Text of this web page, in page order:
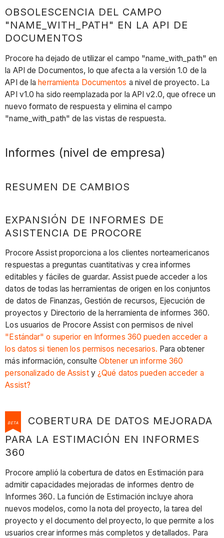
OBSOLESCENCIA DEL CAMPO
"NAME_WITH_PATH" EN LA API DE
DOCUMENTOS
Procore ha dejado de utilizar el campo "name_with_path" en
la API de Documentos, lo que afecta a la versión 1.0 de la
API de laherramienta Documentos a nivel de proyecto. La
API v1.0 ha sido reemplazada por la API v2.0, que ofrece un
nuevo formato de respuesta y elimina el campo
"name_with_path" de las vistas de respuesta.
Informes (nivel de empresa)
RESUMEN DE CAMBIOS
EXPANSIÓN DE INFORMES DE
ASISTENCIA DE PROCORE
Procore Assist proporciona a los clientes norteamericanos
respuestas a preguntas cuantitativas y crea informes
editables y fáciles de guardar. Assist puede acceder a los
datos de todas las herramientas de origen en los conjuntos
de datos de Finanzas, Gestión de recursos, Ejecución de
proyectos y Directorio de la herramienta de informes 360.
Los usuarios de Procore Assist con permisos de nivel
"Estándar" o superior en Informes 360 pueden acceder a
los datos si tienen los permisos necesarios. Para obtener
más información, consulte Obtener un informe 360
personalizado de Assisty¿Qué datos pueden acceder a
Assist?
BETA
COBERTURA DE DATOS MEJORADA
PARA LA ESTIMACIÓN EN INFORMES
360
Procore amplió la cobertura de datos en Estimación para
admitir capacidades mejoradas de informes dentro de
Informes 360. La función de Estimación incluye ahora
nuevos modelos, como la nota del proyecto, la tarea del
proyecto y el documento del proyecto, lo que permite a los
usuarios crear informes más completos y detallados. Para